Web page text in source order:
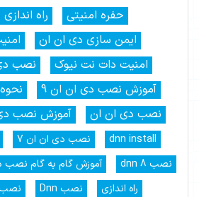
حفره امنیتی
راه
ایمن سازی دی ان ان
امنیت دات نت نیوک
نصب
آموزش نصب دی ان ان 9
نصب دی ان ان
آموزش نصب
dnn install
نصب دی ان ان 7
نصب dnn 8
آموزش گام به گام نصب
راه اندازی
نصب Dnn
نصب dotnetnuke